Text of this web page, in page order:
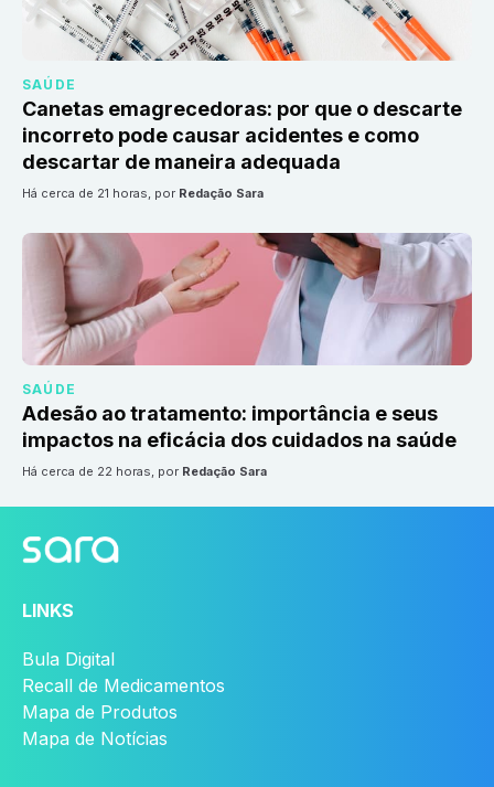
SAÚDE
Canetas emagrecedoras: por que o descarte
incorreto pode causar acidentes e como
descartar de maneira adequada
há cerca de 21 horas, por Redação Sara
SAÚDE
Adesão ao tratamento: importância e seus
impactos na eficácia dos cuidados na saúde
há cerca de 22 horas, por Redação Sara
LINKS
Bula Digital
Recall de Medicamentos
Mapa de Produtos
Mapa de Notícias